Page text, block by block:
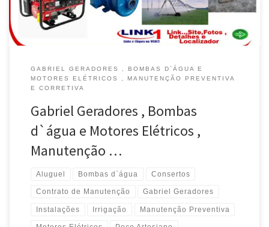
GABRIEL GERADORES , BOMBAS D`ÁGUA E
MOTORES ELÉTRICOS , MANUTENÇÃO PREVENTIVA
E CORRETIVA
Gabriel Geradores , Bombas
d`água e Motores Elétricos ,
Manutenção …
Aluguel Bombas d`água Consertos
Contrato de Manutenção Gabriel Geradores
Instalações Irrigação Manutenção Preventiva